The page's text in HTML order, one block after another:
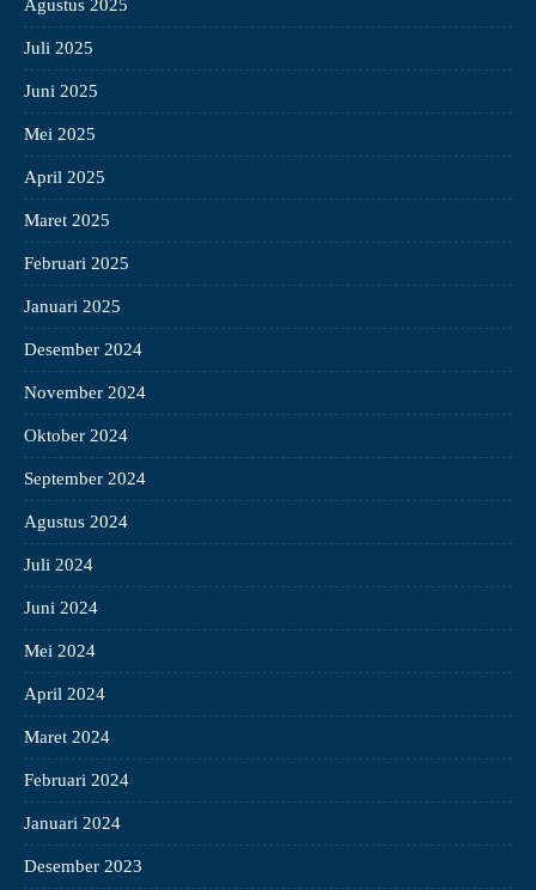
Agustus 2025
Juli 2025
Juni 2025
Mei 2025
April 2025
Maret 2025
Februari 2025
Januari 2025
Desember 2024
November 2024
Oktober 2024
September 2024
Agustus 2024
Juli 2024
Juni 2024
Mei 2024
April 2024
Maret 2024
Februari 2024
Januari 2024
Desember 2023